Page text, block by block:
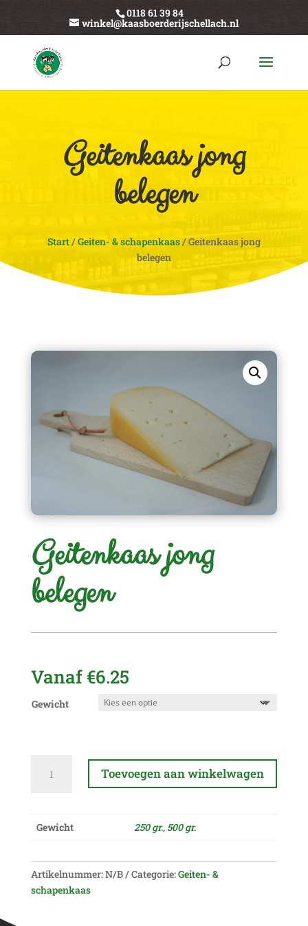
0118 61 39 84
winkel@kaasboerderijschellach.nl
Geitenkaas jong
belegen
Start/Geiten- & schapenkaas/ Geitenkaas jong
belegen
Geitenkaas jong
belegen
Vanaf€6.25
Gewicht
Toevoegen aan winkelwagen
l
r
n
a
Gewicht 250 gr., 500 gr.
Artikelnummer:N/B Categorie:Geiten- &
schapenkaas